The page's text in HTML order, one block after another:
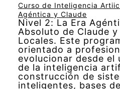
Curso de Inteligencia
Agéntica y Claude
Nivel 2: La Era
Absoluto de Claude
Locales. Este
orientado a
evolucionar desde el
de la inteligencia
construcción de
inteligentes, bases